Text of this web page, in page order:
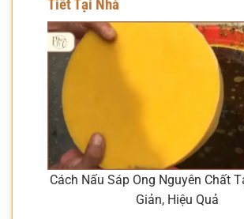
Tiết Tại Nhà
Cách Nấu Sáp Ong Nguyên Chất
Giản, Hiệu Quả